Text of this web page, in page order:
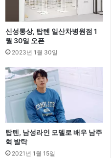
신성통상, 탑텐 일산차병원점 1
월 30일 오픈
2023년 1월 30일
탑텐, 남성라인 모델로 배우 남주
혁 발탁
2021년 1월 15일